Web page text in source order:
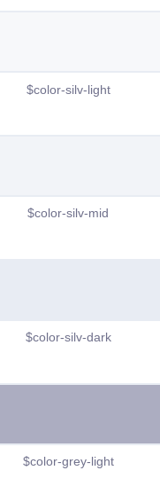
$color-silv-light
$color-silv-mid
$color-silv-dark
$color-grey-light